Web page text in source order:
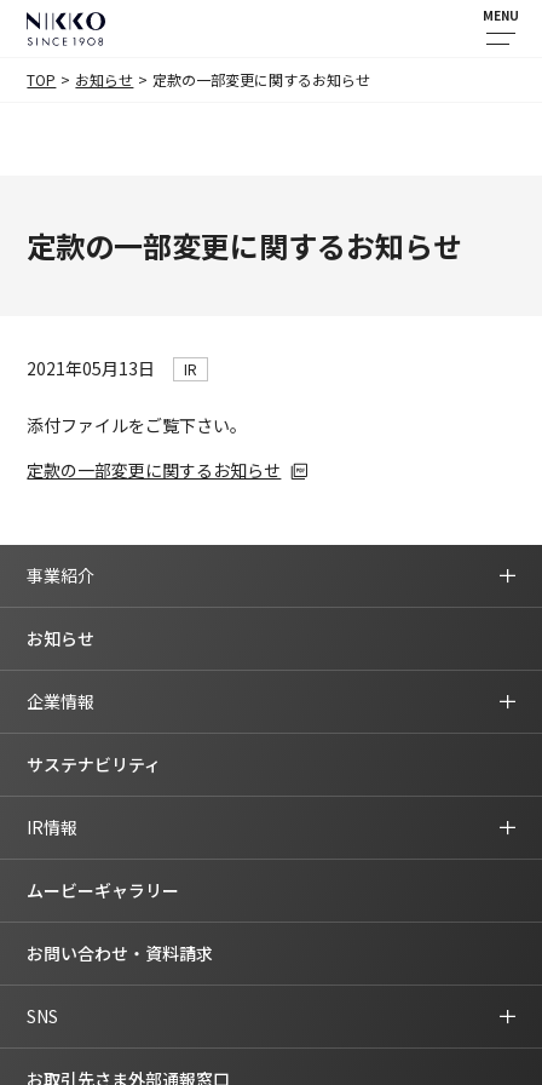
MENU
TOP お知らせ 定款の一部変更に関するお知らせ
定款の一部変更に関するお知らせ
2021年05月13日 IR
添付ファイルをご覧下さい。
定款の一部変更に関するお知らせ
事業紹介
お知らせ
企業情報
サステナビリティ
IR情報
ムービーギャラリー
お問い合わせ・資料請求
SNS
お取引先さま外部通報窓口